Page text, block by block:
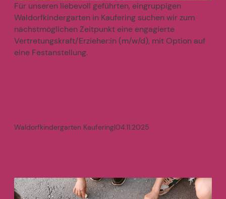
Für unseren liebevoll geführten, eingruppigen
Waldorfkindergarten in Kaufering suchen wir zum
nächstmöglichen Zeitpunkt eine engagierte
Vertretungskraft/Erzieher:in (m/w/d), mit Option auf
eine Festanstellung.
Waldorfkindergarten Kaufering|04.11.2025